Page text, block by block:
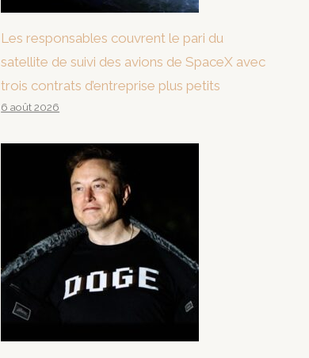
Les responsables couvrent le pari du
satellite de suivi des avions de SpaceX avec
trois contrats d’entreprise plus petits
6 août 2026